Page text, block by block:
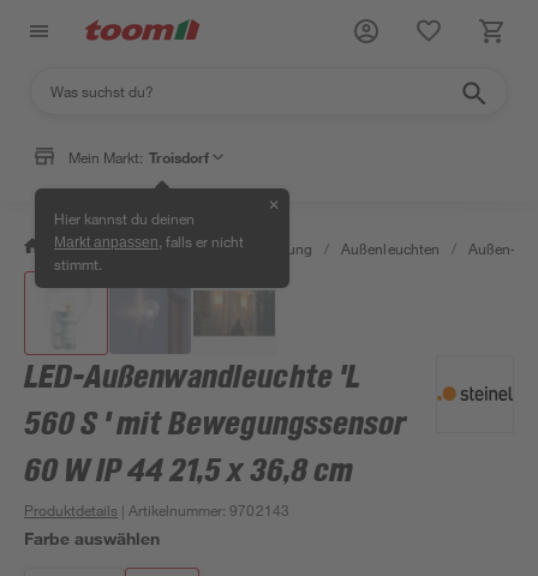
Mein Markt: Troisdorf
Hier kannst du deinen
Markt anpassen , falls er nicht
stimmt.
✕
/ Wohnen & Haushalt / Beleuchtung / Außenleuchten / Außen-
LED-Außenwandleuchte 'L
560 S ' mit Bewegungssensor
60 W IP 44 21,5 x 36,8 cm
Produktdetails | Artikelnummer:9702143
Farbe auswählen